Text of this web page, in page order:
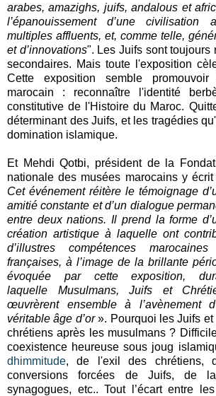
arabes, amazighs, juifs, andalous et
l’épanouissement d’une civilisation
multiples affluents, et, comme telle,
et d’innovations". Les Juifs sont toujours
secondaires. Mais toute l'exposition
Cette exposition semble
marocain : reconnaître l'identité
constitutive de l'Histoire du Maroc.
déterminant des Juifs, et les tragédies
domination islamique.
Et Mehdi Qotbi, président de la
nationale des musées marocains y
Cet événement réitère le témoignage
amitié constante et d’un dialogue
entre deux nations. Il prend la forme
création artistique à laquelle ont
d’illustres compétences
françaises, à l’image de la brillante
évoquée par cette exposition,
laquelle Musulmans, Juifs et
œuvrèrent ensemble à l’avènement
véritable âge d’or». Pourquoi les Juifs et
chrétiens après les musulmans ?
coexistence heureuse sous joug
dhimmitude, de l'exil des chrétiens,
conversions forcées de Juifs, de
synagogues, etc.. Tout l’écart entre